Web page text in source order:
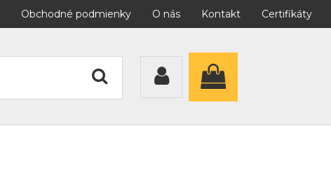
Obchodné podmienky O nás Kontakt Certifikáty